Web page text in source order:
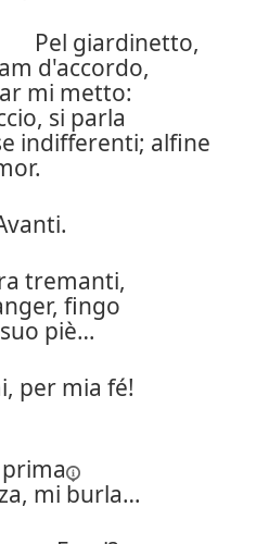
Pel giardinetto,
d'accordo,
mi metto:
si parla
indifferenti; alfine
tremanti,
fingo
piè…
per mia fé!
mi burla…